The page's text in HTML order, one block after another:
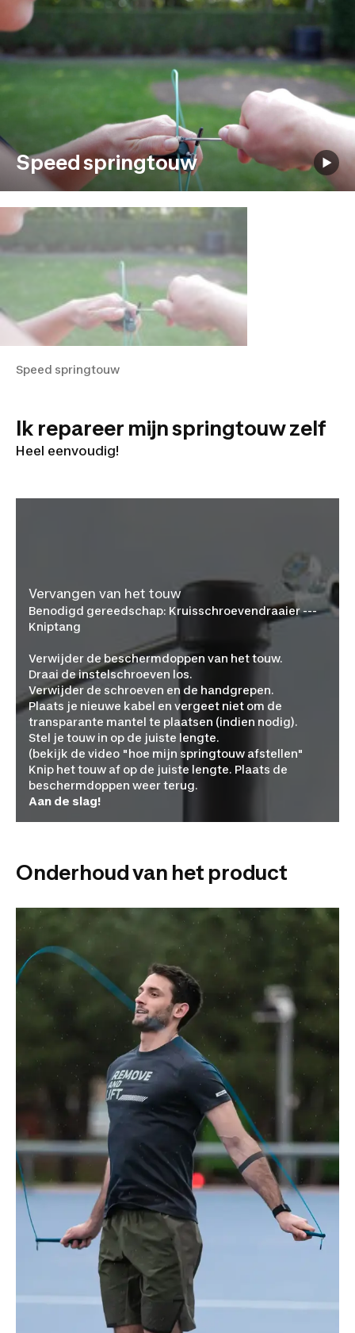
Speed springtouw
Speed springtouw
Ik repareer mijn springtouw zelf
Heel eenvoudig!
Vervangen van het touw
Benodigd gereedschap: Kruisschroevendraaier ---
Kniptang
Verwijder de beschermdoppen van het touw.
Draai de instelschroeven los.
Verwijder de schroeven en de handgrepen.
Plaats je nieuwe kabel en vergeet niet om de
transparante mantel te plaatsen (indien nodig).
Stel je touw in op de juiste lengte.
(bekijk de video "hoe mijn springtouw afstellen"
Knip het touw af op de juiste lengte. Plaats de
beschermdoppen weer terug.
Aan de slag!
Onderhoud van het product